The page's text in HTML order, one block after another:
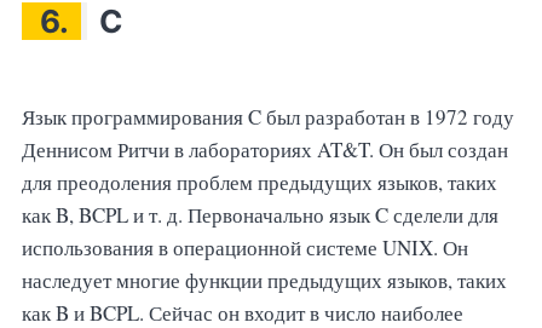
6. C
Язык программирования C был разработан в 1972 году
Деннисом Ритчи в лабораториях AT&T. Он был создан
для преодоления проблем предыдущих языков, таких
как B, BCPL и т. д. Первоначально язык C сделели для
использования в операционной системе UNIX. Он
наследует многие функции предыдущих языков, таких
как B и BCPL. Сейчас он входит в число наиболее